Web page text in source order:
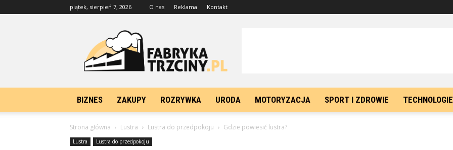
piątek, sierpień 7, 2026 O nas Reklama Kontakt
FabrykaTrzciny.pl
BIZNES ZAKUPY ROZRYWKA URODA MOTORYZACJA SPORT I ZDROWIE TECHNOLOGIE
Strona główna Lustra Lustra do przedpokoju Gdzie powiesić lustra?
Lustra Lustra do przedpokoju